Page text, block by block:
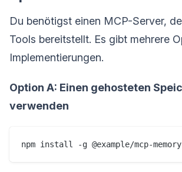
Du benötigst einen MCP-Server,
Tools bereitstellt. Es gibt mehrere
Implementierungen.
Option A: Einen gehosteten
verwenden